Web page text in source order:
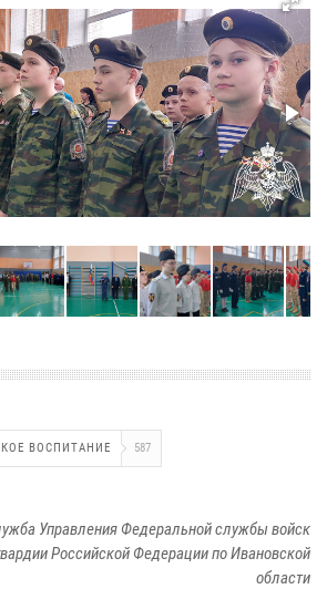
ВОСПИТАНИЕ 587
Управления Федеральной службы войск
Российской Федерации по Ивановской
области